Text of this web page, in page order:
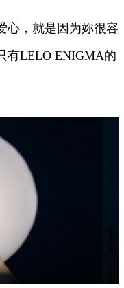
心，就是因为妳很容
有LELO ENIGMA的